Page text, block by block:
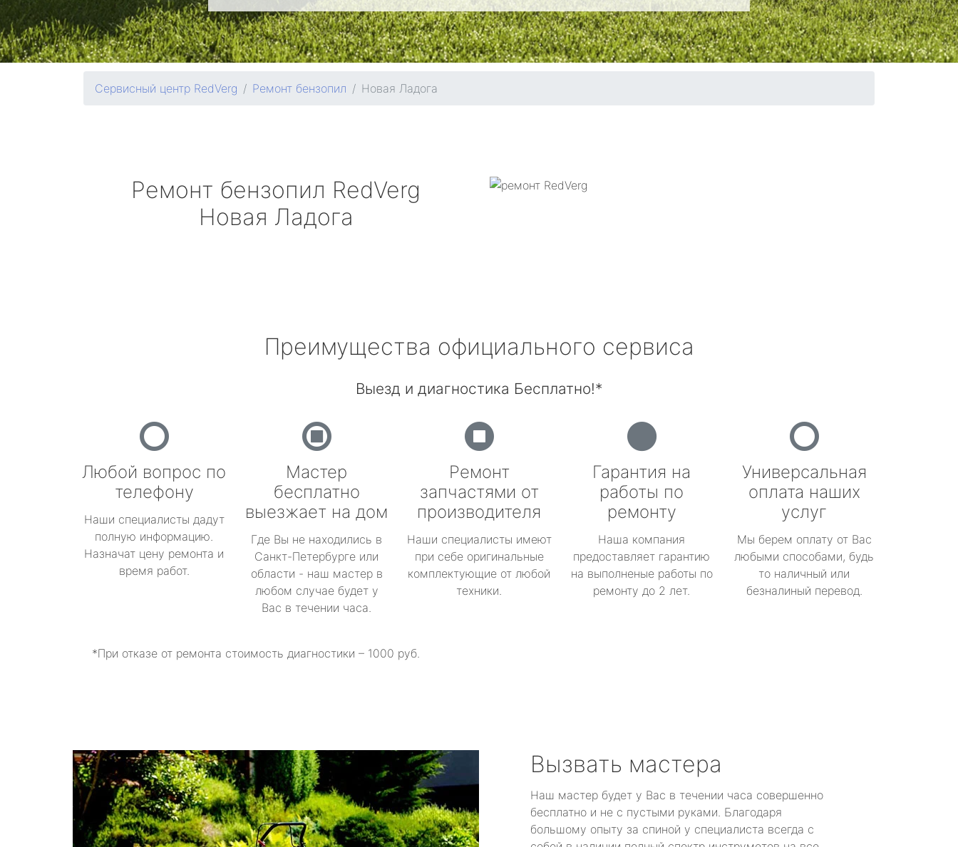
Сервисный центр RedVerg Ремонт бензопил Новая Ладога
Ремонт бензопил RedVerg
Новая Ладога
Преимущества официального сервиса
Выезд и диагностика Бесплатно!*
Любой вопрос по
телефону
Наши специалисты дадут
полную информацию.
Назначат цену ремонта и
время работ.
Мастер
бесплатно
выезжает на дом
Где Вы не находились в
Санкт-Петербурге или
области - наш мастер в
любом случае будет у
Вас в течении часа.
Ремонт
запчастями от
производителя
Наши специалисты имеют
при себе оригинальные
комплектующие от любой
техники.
Гарантия на
работы по
ремонту
Наша компания
предоставляет гарантию
на выполненые работы по
ремонту до 2 лет.
Универсальная
оплата наших
услуг
Мы берем оплату от Вас
любыми способами, будь
то наличный или
безналиный перевод.
*При отказе от ремонта стоимость диагностики – 1000 руб.
Вызвать мастера
Наш мастер будет у Вас в течении часа совершенно
бесплатно и не с пустыми руками. Благодаря
большому опыту за спиной у специалиста всегда с